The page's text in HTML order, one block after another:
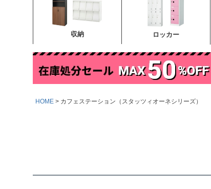
収納 ロッカー
HOME カフェステーション（スタッツィオーネシリーズ）